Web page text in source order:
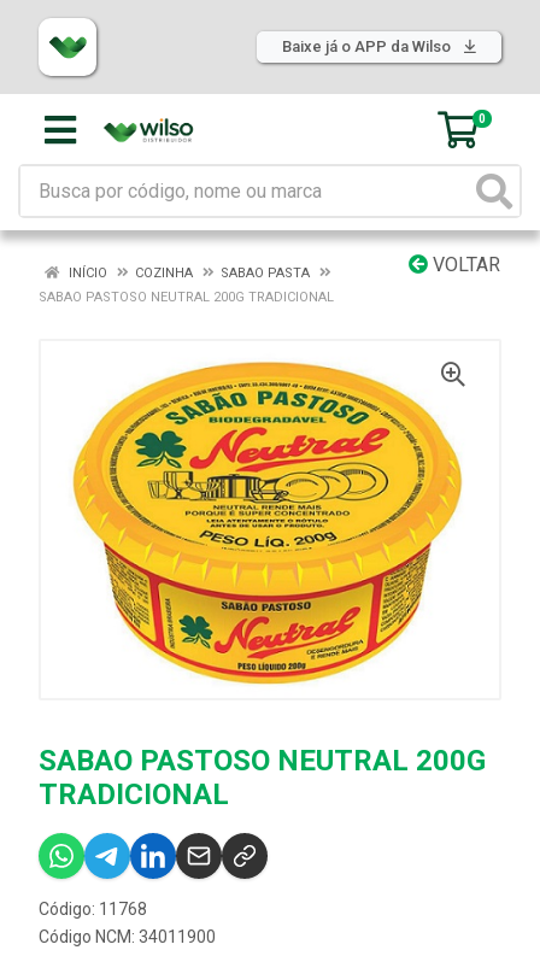
Baixe já o APP da Wilso
0
VOLTAR
INÍCIO COZINHA
SABAO PASTA
SABAO PASTOSO NEUTRAL 200G TRADICIONAL
SABAO PASTOSO NEUTRAL 200G
TRADICIONAL
Código: 11768
Código NCM: 34011900